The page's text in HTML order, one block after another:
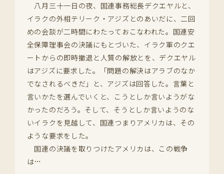
八月三十一日の夜、国連事務総長デクエヤルと、
イラクの外相テリーク・アジズとのあいだに、二回
めの会談が二時間にわたっておこなわれた。国連安
全保障理事会の決議にもとづいた、イラク軍のクエ
ートからの即時撤退と人質の解放とを、デクエヤル
はアジズに要求した。「問題の解決はアラブのなか
でなされるべきだ」と、アジズは回答した。言葉と
言いかたを選んでいくと、こうとしか言いようがな
かったのだろう。そして、そうとしか言いようのな
いイラクを見越して、国連つまりアメリカは、その
ような要求をした。
国連の決議を取りつけたアメリカは、この戦争
は…